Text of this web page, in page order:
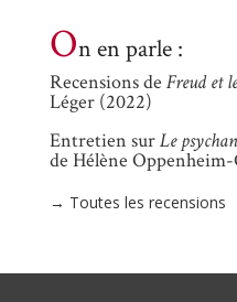
On en parle :
Recensions de Freud et
Léger (2022)
Entretien surLe
de Hélène
→ Toutes les recensions